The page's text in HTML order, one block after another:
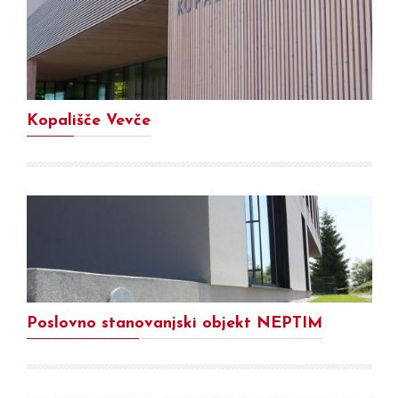
Kopališče Vevče
Poslovno stanovanjski objekt NEPTIM